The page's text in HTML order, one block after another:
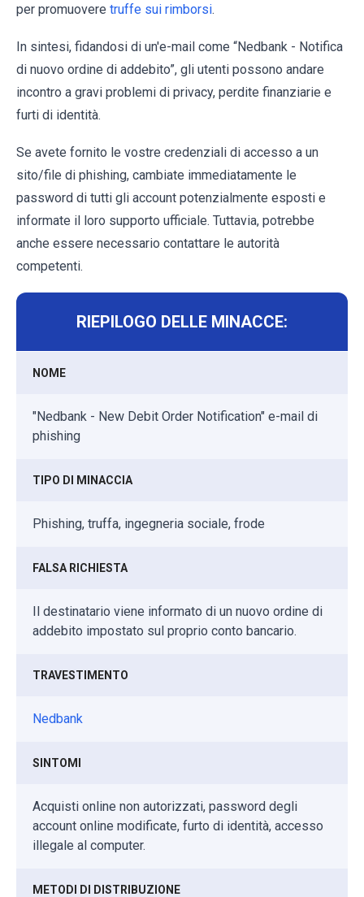
per promuovere truffe sui rimborsi.
In sintesi, fidandosi di un'e-mail come “Nedbank - Notifica
di nuovo ordine di addebito”, gli utenti possono andare
incontro a gravi problemi di privacy, perdite finanziarie e
furti di identità.
Se avete fornito le vostre credenziali di accesso a un
sito/file di phishing, cambiate immediatamente le
password di tutti gli account potenzialmente esposti e
informate il loro supporto ufficiale. Tuttavia, potrebbe
anche essere necessario contattare le autorità
competenti.
RIEPILOGO DELLE MINACCE:
NOME
"Nedbank - New Debit Order Notification" e-mail di
phishing
TIPO DI MINACCIA
Phishing, truffa, ingegneria sociale, frode
FALSA RICHIESTA
Il destinatario viene informato di un nuovo ordine di
addebito impostato sul proprio conto bancario.
TRAVESTIMENTO
Nedbank
SINTOMI
Acquisti online non autorizzati, password degli
account online modificate, furto di identità, accesso
illegale al computer.
METODI DI DISTRIBUZIONE